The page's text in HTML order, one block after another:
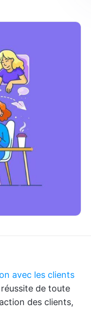
avec les clients
de toute
des clients,